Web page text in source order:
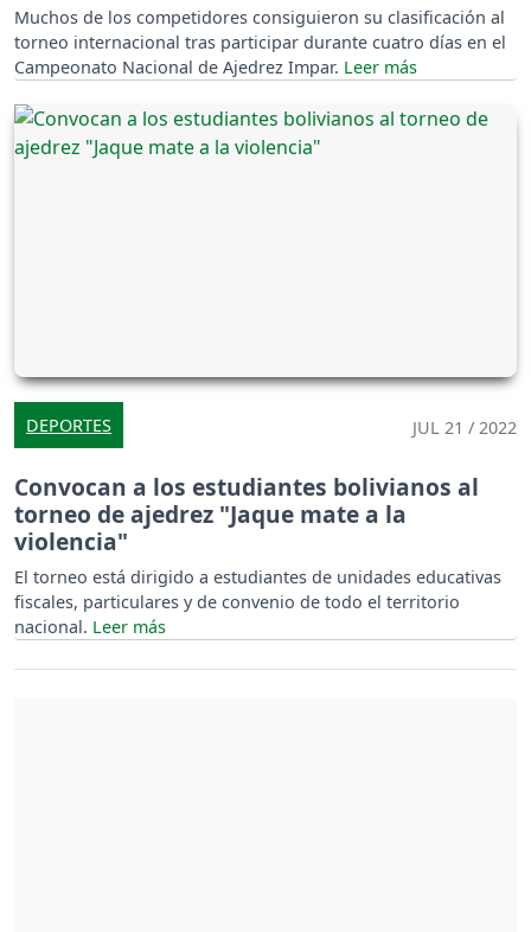
Muchos de los competidores consiguieron su clasificación al
torneo internacional tras participar durante cuatro días en el
Campeonato Nacional de Ajedrez Impar.
DEPORTES JUL 21 / 2022
Convocan a los estudiantes bolivianos al
torneo de ajedrez "Jaque mate a la
violencia"
El torneo está dirigido a estudiantes de unidades educativas
fiscales, particulares y de convenio de todo el territorio
nacional.